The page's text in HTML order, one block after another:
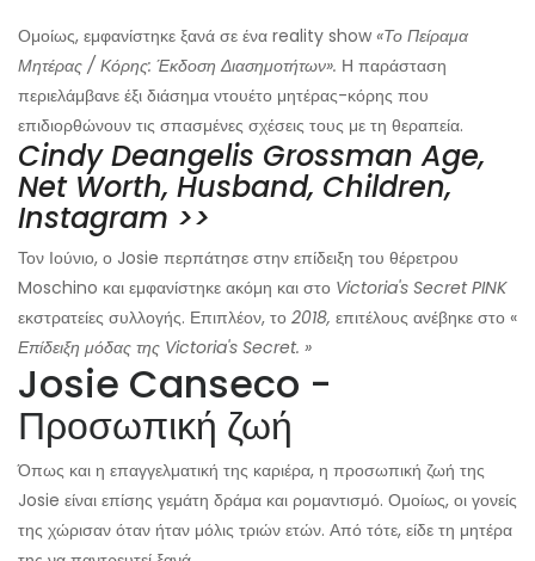
Ομοίως, εμφανίστηκε ξανά σε ένα reality show «Το Πείραμα
Μητέρας / Κόρης: Έκδοση Διασημοτήτων». Η παράσταση
περιελάμβανε έξι διάσημα ντουέτο μητέρας-κόρης που
επιδιορθώνουν τις σπασμένες σχέσεις τους με τη θεραπεία.
Cindy Deangelis Grossman Age,
Net Worth, Husband, Children,
Instagram >>
Τον Ιούνιο, ο Josie περπάτησε στην επίδειξη του θέρετρου
Moschino και εμφανίστηκε ακόμη και στο Victoria's Secret PINK
εκστρατείες συλλογής. Επιπλέον, το 2018, επιτέλους ανέβηκε στο «
Επίδειξη μόδας της Victoria's Secret. »
Josie Canseco -
Προσωπική ζωή
Όπως και η επαγγελματική της καριέρα, η προσωπική ζωή της
Josie είναι επίσης γεμάτη δράμα και ρομαντισμό. Ομοίως, οι γονείς
της χώρισαν όταν ήταν μόλις τριών ετών. Από τότε, είδε τη μητέρα